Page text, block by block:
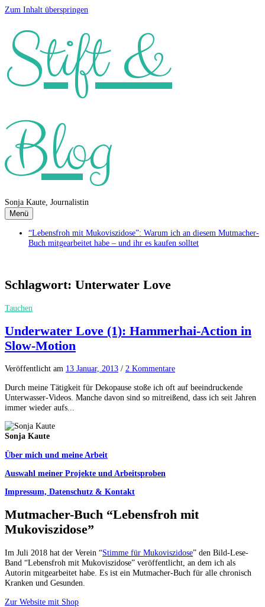
Zum Inhalt überspringen
Stift &
Blog
Sonja Kaute, Journalistin
Menü
“Lebensfroh mit Mukoviszidose”: Warum ich an diesem Mutmacher-
Buch mitgearbeitet habe – und ihr es kaufen solltet
Schlagwort: Unterwater Love
Tauchen
Underwater Love (1): Hammerhai-Action in
Slow-Motion
Veröffentlicht am 13 Januar, 2013 / 2 Kommentare
Durch meine Tätigkeit für Dekopause stoße ich oft auf beeindruckende
Unterwasser-Videos. Manche davon sind so mitreißend, dass ich seit Jahren
immer wieder aufs...
Sonja Kaute
Über mich und meine Arbeit
Auswahl meiner Projekte und Arbeitsproben
Impressum, Datenschutz & Kontakt
Mutmacher-Buch “Lebensfroh mit
Mukoviszidose”
Im Juli 2018 hat der Verein “Stimme für Mukoviszidose” den Bild-Lese-
Band “Lebensfroh mit Mukoviszidose” veröffentlicht, an dem ich als
Autorin mitgearbeitet habe. Es ist ein Mutmacher-Buch für alle chronisch
Kranken und Gesunden.
Zur Website mit Shop